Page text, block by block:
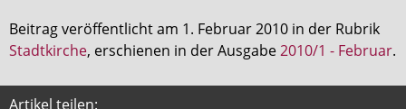
Beitrag veröffentlicht am 1. Februar 2010 in der Rubrik
Stadtkirche, erschienen in der Ausgabe2010/1 - Februar.
Artikel teilen: